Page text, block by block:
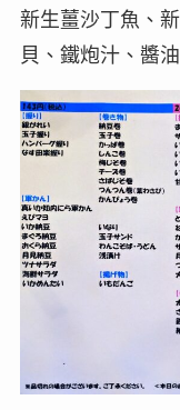
新生薑沙丁魚、
貝、鐵炮汁、醬